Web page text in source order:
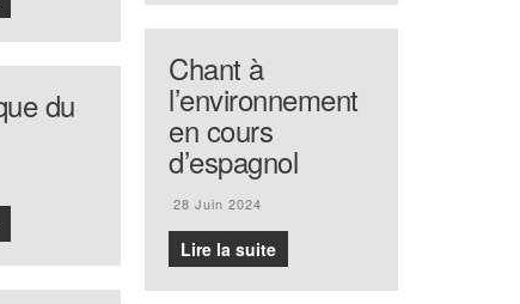
Chant à
l’environnement
en cours
d’espagnol
28 Juin 2024
Lire la suite
du